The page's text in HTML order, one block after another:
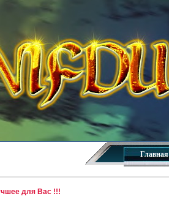
Главная
для Вас !!!